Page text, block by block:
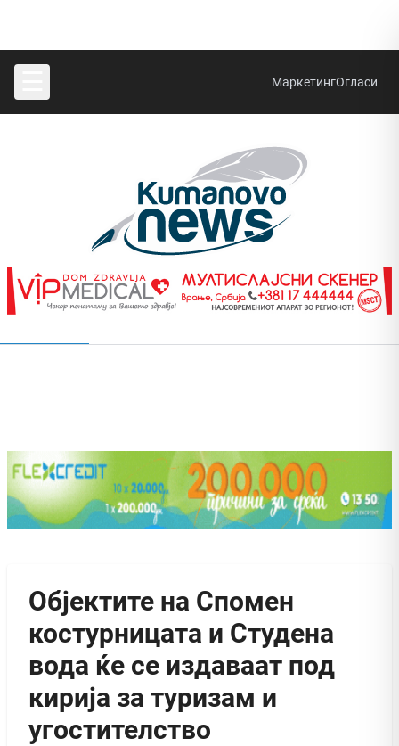
МаркетингОгласи
Објектите на Спомен
костурницата и Студена
вода ќе се издаваат под
кирија за туризам и
угостителство